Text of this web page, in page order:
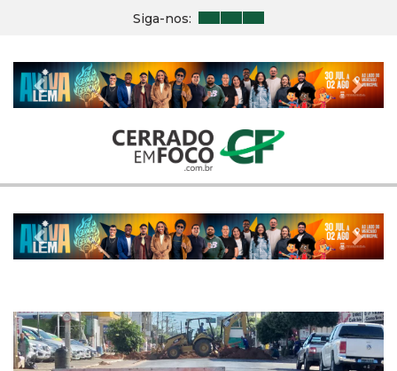
Siga-nos:
Previous Next
Previous Next